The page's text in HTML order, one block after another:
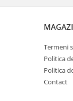
Termeni
Politica
Politica
Contact